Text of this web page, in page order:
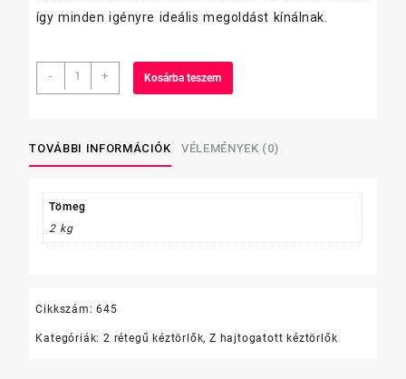
így minden igényre ideális megoldást kínálnak.
-
hajtogatott
kéztörlő
réteg,
hófehér,
lap,
23×22
cm
+ Kosárba teszem
TOVÁBBI INFORMÁCIÓK VÉLEMÉNYEK (0)
Tömeg
2 kg
Cikkszám:645
Kategóriák:2 rétegű kéztörlők,Z hajtogatott kéztörlők